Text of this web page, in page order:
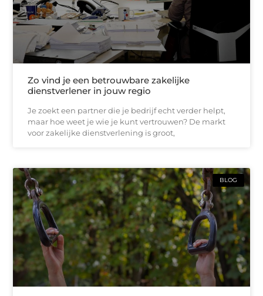
Zo vind je een betrouwbare zakelijke
dienstverlener in jouw regio
Je zoekt een partner die je bedrijf echt verder helpt,
maar hoe weet je wie je kunt vertrouwen? De markt
voor zakelijke dienstverlening is groot,
BLOG